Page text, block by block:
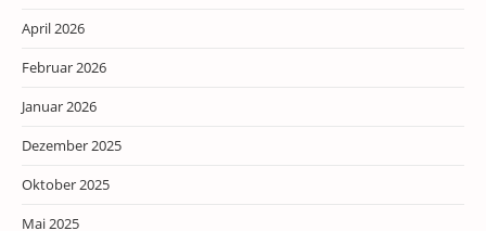
April 2026
Februar 2026
Januar 2026
Dezember 2025
Oktober 2025
Mai 2025